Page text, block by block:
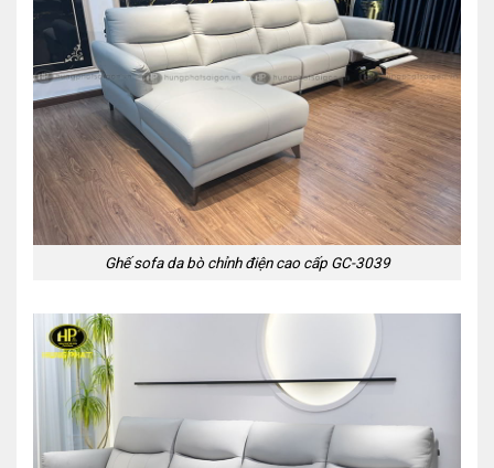
Ghế sofa da bò chỉnh điện cao cấp GC-3039